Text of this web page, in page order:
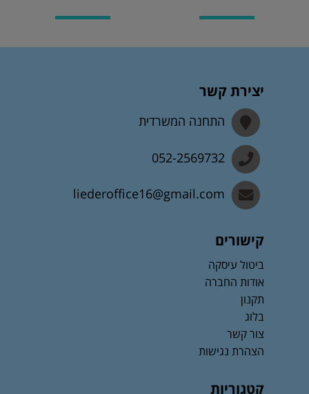
יצירת קשר
התחנה המשרדית
052-2569732
liederoffice16@gmail.com
קישורים
ביטול עיסקה
אודות החברה
תקנון
בלוג
צור קשר
הצהרת נגישות
קטגוריות